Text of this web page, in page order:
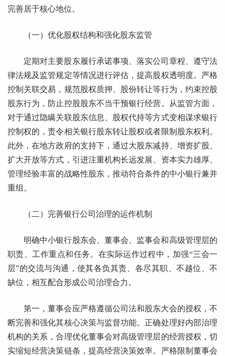
完善居于核心地位。
（一）优化股权结构和强化股东监管
定期对主要股东履行承诺事项、落实公司章程、遵守法
律法规及监管规定等情况进行评估，提高股权透明度。严格
控制关联交易，规范股权质押、股份转让等行为，约束控股
股东行为，防止控股股东不当干预银行经营。从监管方面，
对于通过隐瞒关联股东信息、股权代持等方式变相谋求银行
控制权的，责令相关银行股东转让股权或者限制股东权利。
此外，在地方政府的支持下，通过大股东减持、增资扩股、
扩大开放等方式，引进注重机构长远发展、资本实力雄厚、
管理经验丰富的战略性股东，推动符合条件的中小银行兼并
重组。
（二）完善银行公司治理的运作机制
明确中小银行股东会、董事会、监事会和高级管理层的
职责、工作重点和任务。在实际运作过程中，加强“三会一
层”的交流与沟通，使其各负其责、各尽其职、不越位、不
缺位，相互配合形成公司治理合力。
第一，董事会应严格遵循公司法和股东大会的授权，不
断完善和强化其核心决策与监督功能。正确处理好内部治理
机构的关系，合理优化董事会对高级管理层的经营授权，切
实缩短经营决策链条，提高经营决策效率。严格限制董事会